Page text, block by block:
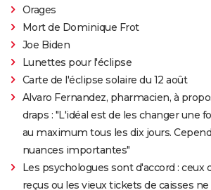
Orages
Mort de Dominique Frot
Joe Biden
Lunettes pour l'éclipse
Carte de l'éclipse solaire du 12 août
Alvaro Fernandez, pharmacien, à
draps : "L'idéal est de les changer une
au maximum tous les dix jours.
nuances importantes"
Les psychologues sont d'accord : ceux
reçus ou les vieux tickets de caisses